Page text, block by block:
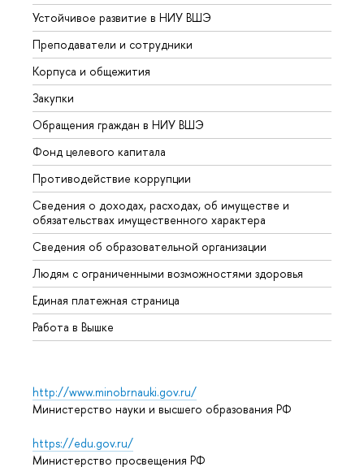
Устойчивое развитие в НИУ ВШЭ
Преподаватели и сотрудники
Корпуса и общежития
Закупки
Обращения граждан в НИУ ВШЭ
Фонд целевого капитала
Противодействие коррупции
Сведения о доходах, расходах, об имуществе и
обязательствах имущественного характера
Сведения об образовательной организации
Людям с ограниченными возможностями здоровья
Единая платежная страница
Работа в Вышке
http://www.minobrnauki.gov.ru/
Министерство науки и высшего образования РФ
https://edu.gov.ru/
Министерство просвещения РФ